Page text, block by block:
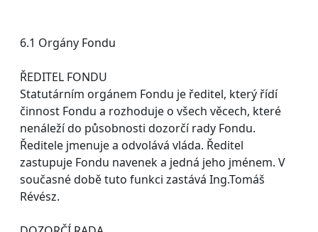
6.1 Orgány Fondu
ŘEDITEL FONDU
Statutárním orgánem Fondu je ředitel, který řídí
činnost Fondu a rozhoduje o všech věcech, které
nenáleží do působnosti dozorčí rady Fondu.
Ředitele jmenuje a odvolává vláda. Ředitel
zastupuje Fondu navenek a jedná jeho jménem. V
současné době tuto funkci zastává Ing.Tomáš
Révész.